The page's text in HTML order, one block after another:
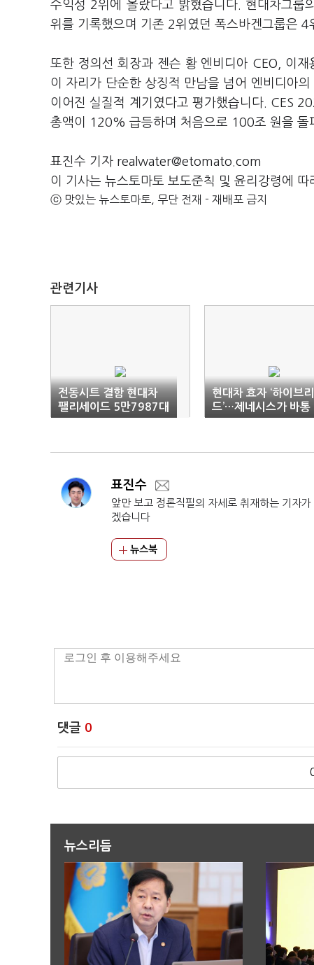
수익성 2위에 올랐다고 밝혔습니다. 현대차그
위를 기록했으며 기존 2위였던 폭스바겐그룹은 4
또한 정의선 회장과 젠슨 황 엔비디아 CEO, 이재
이 자리가 단순한 상징적 만남을 넘어 엔비디아
이어진 실질적 계기였다고 평가했습니다. CES
총액이 120% 급등하며 처음으로 100조 원을 돌
표진수 기자 realwater@etomato.com
이 기사는 뉴스토마토 보도준칙 및 윤리강령에
ⓒ 맛있는 뉴스토마토, 무단 전재 - 재배포 금지
관련기사
전동시트 결함 현대차
팰리세이드 5만7987대
리콜
현대차 효자 ‘하이브리
드’…제네시스가 바통
는다
표진수
앞만 보고 정론직필의 자세로 취재하는 기자가
겠습니다
뉴스북
댓글 0
뉴스리듬